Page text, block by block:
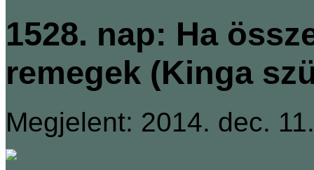
1528. nap: Ha
remegek (Kinga
Megjelent: 2014. dec. 11.